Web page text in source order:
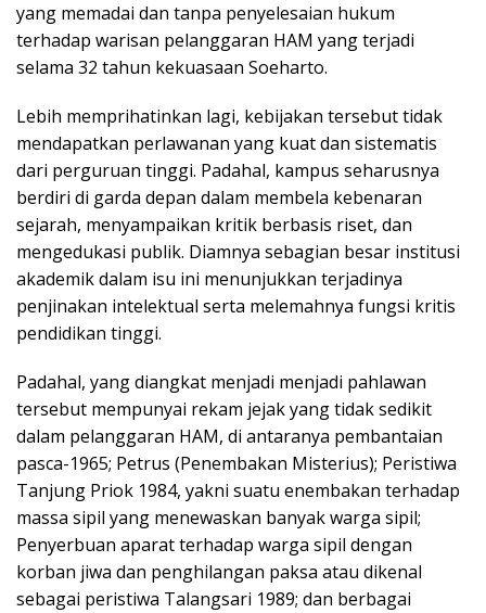
yang memadai dan tanpa penyelesaian hukum
terhadap warisan pelanggaran HAM yang terjadi
selama 32 tahun kekuasaan Soeharto.
Lebih memprihatinkan lagi, kebijakan tersebut tidak
mendapatkan perlawanan yang kuat dan sistematis
dari perguruan tinggi. Padahal, kampus seharusnya
berdiri di garda depan dalam membela kebenaran
sejarah, menyampaikan kritik berbasis riset, dan
mengedukasi publik. Diamnya sebagian besar institusi
akademik dalam isu ini menunjukkan terjadinya
penjinakan intelektual serta melemahnya fungsi kritis
pendidikan tinggi.
Padahal, yang diangkat menjadi menjadi pahlawan
tersebut mempunyai rekam jejak yang tidak sedikit
dalam pelanggaran HAM, di antaranya pembantaian
pasca-1965; Petrus (Penembakan Misterius); Peristiwa
Tanjung Priok 1984, yakni suatu enembakan terhadap
massa sipil yang menewaskan banyak warga sipil;
Penyerbuan aparat terhadap warga sipil dengan
korban jiwa dan penghilangan paksa atau dikenal
sebagai peristiwa Talangsari 1989; dan berbagai